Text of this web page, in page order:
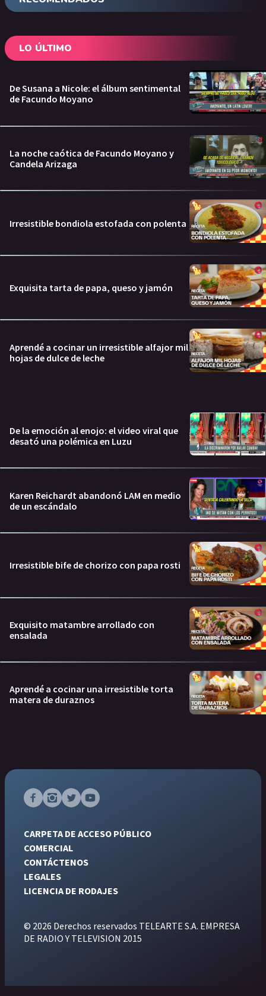
LO ÚLTIMO
De Susana a Nicole: el álbum sentimental
de Facundo Moyano
La noche caótica de Facundo Moyano y
Candela Arizaga
Irresistible bondiola estofada con polenta
Exquisita tarta de papa, queso y jamón
Aprendé a cocinar un irresistible alfajor mil
hojas de dulce de leche
De la emoción al enojo: el video viral que
desató una polémica en Luzu
Karen Reichardt abandonó LAM en medio
de un escándalo
Irresistible bife de chorizo con papa rosti
Exquisito matambre arrollado con
ensalada
Aprendé a cocinar una irresistible torta
matera de duraznos
CARPETA DE ACCESO PÚBLICO
COMERCIAL
CONTÁCTENOS
LEGALES
LICENCIA DE RODAJES
© 2026 Derechos reservados TELEARTE S.A. EMPRESA
DE RADIO Y TELEVISION 2015